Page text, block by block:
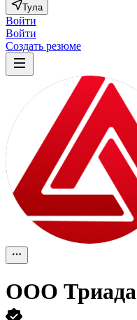
Тула
Войти
Войти
Создать резюме
ООО Триада